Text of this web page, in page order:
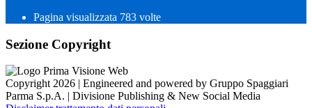
Pagina visualizzata 783 volte
Sezione Copyright
Copyright 2026 | Engineered and powered by Gruppo Spaggiari
Parma S.p.A. | Divisione Publishing & New Social Media